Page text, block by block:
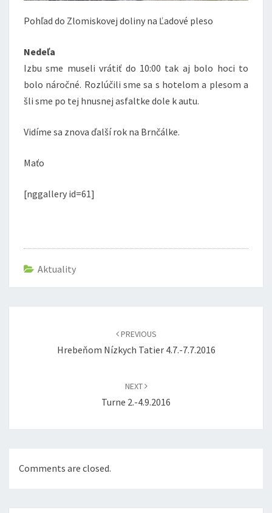
Pohľad do Zlomiskovej doliny na Ľadové pleso
Nedeľa
Izbu sme museli vrátiť do 10:00 tak aj bolo hoci to
bolo náročné. Rozlúčili sme sa s hotelom a plesom a
šli sme po tej hnusnej asfaltke dole k autu.
Vidíme sa znova ďalší rok na Brnčálke.
Maťo
[nggallery id=61]
Aktuality
PREVIOUS
Hrebeňom Nízkych Tatier 4.7.-7.7.2016
NEXT
Turne 2.-4.9.2016
Comments are closed.